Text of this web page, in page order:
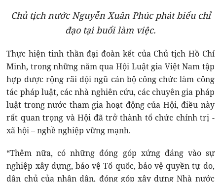
Chủ tịch nước Nguyễn Xuân Phúc phát biểu chỉ
đạo tại buổi làm việc.
Thực hiện tinh thần đại đoàn kết của Chủ tịch Hồ Chí
Minh, trong những năm qua Hội Luật gia Việt Nam tập
hợp được rộng rãi đội ngũ cán bộ công chức làm công
tác pháp luật, các nhà nghiên cứu, các chuyên gia pháp
luật trong nước tham gia hoạt động của Hội, điều này
rất quan trọng và Hội đã trở thành tổ chức chính trị -
xã hội – nghề nghiệp vững mạnh.
“Thêm nữa, có những đóng góp xứng đáng vào sự
nghiệp xây dựng, bảo vệ Tổ quốc, bảo vệ quyền tự do,
dân chủ của nhân dân, đóng góp xây dựng Nhà nước